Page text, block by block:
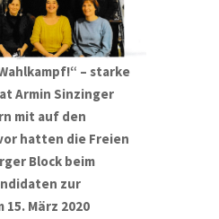
– starke
Armin Sinzinger
mit auf den
hatten die Freien
Block beim
zur
15. März 2020